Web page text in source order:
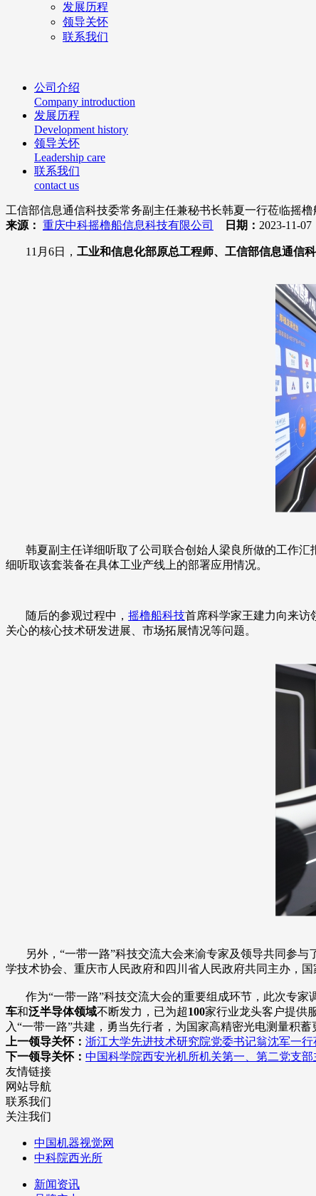
发展历程
领导关怀
联系我们
公司介绍
Company introduction
发展历程
Development history
领导关怀
Leadership care
联系我们
contact us
工信部信息通信科技委常务副主任兼秘书长韩夏一行莅临摇
来源： 重庆中科摇橹船信息科技有限公司 日期： 2023-11-
11月6日， 工业和信息化部原总工程师、工信部信息通信
韩夏副主任详细听取了公司联合创始人梁良所做的工作汇
细听取该套装备在具体工业产线上的部署应用情况。
随后的参观过程中， 摇橹船科技首席科学家王建力向来访
关心的核心技术研发进展、市场拓展情况等问题。
另外，“一带一路”科技交流大会来渝专家及领导共同参与
学技术协会、重庆市人民政府和四川省人民政府共同主办，国
作为“一带一路”科技交流大会的重要组成环节，此次专家
车和泛半导体领域不断发力，已为超100家行业龙头客户提供
入“一带一路”共建，勇当先行者，为国家高精密光电测量积蓄
上一领导关怀： 浙江大学先进技术研究院党委书记翁沈军一
下一领导关怀： 中国科学院西安光机所机关第一、第二党支
友情链接
网站导航
联系我们
关注我们
中国机器视觉网
中科院西光所
新闻资讯